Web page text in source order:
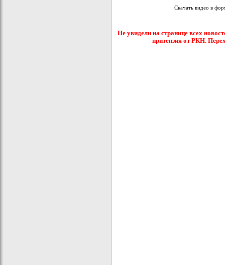
Скачать видео в
Не увидели на странице всех
притензия от РКН.